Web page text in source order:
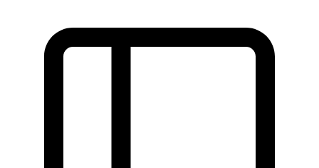
Haben Sie ein Problem auf dieser Seite gefunden?